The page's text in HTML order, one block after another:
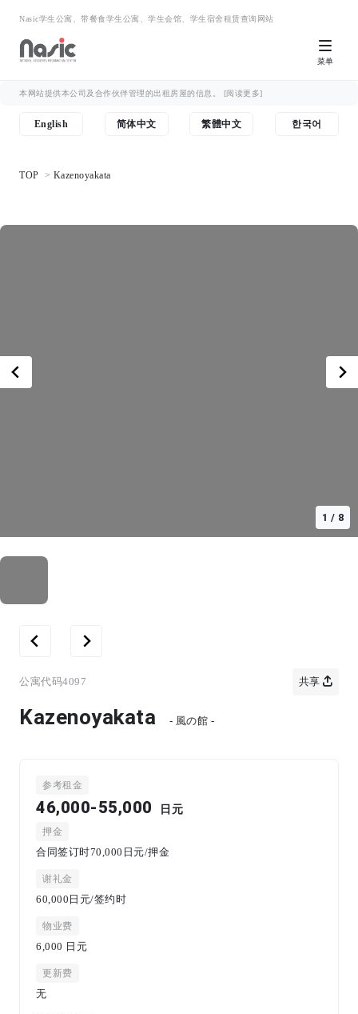
Nasic学生公寓、带餐食学生公寓、学生会馆、学生宿舍租赁查询网站
菜单
本网站提供本公司及合作伙伴管理的出租房屋的信息。 [阅读更多]
English 简体中文 繁體中文 한국어
TOP Kazenoyakata
1 / 8
公寓代码4097 共享
Kazenoyakata - 風の館 -
参考租金
46,000-55,000 日元
押金
合同签订时70,000日元/押金
谢礼金
60,000日元/签约时
物业费
6,000 日元
更新费
无